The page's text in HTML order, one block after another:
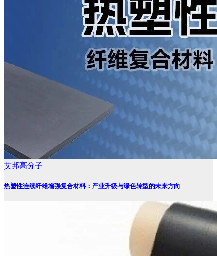
艾邦高分子
热塑性连续纤维增强复合材料：产业升级与绿色转型的未来方向